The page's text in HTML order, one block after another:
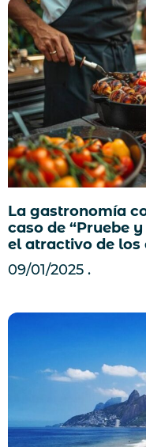
La gastronomía
caso de “Pruebe
el atractivo de los
09/01/2025